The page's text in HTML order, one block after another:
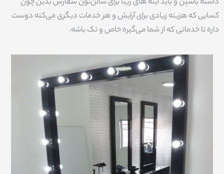
کسایی که هزینه زیادی برای آرایش و هر خدمات دیگری می‌کنه دوست
داره تا خدماتی که از شما می‌گیره خاص و تک باشه.